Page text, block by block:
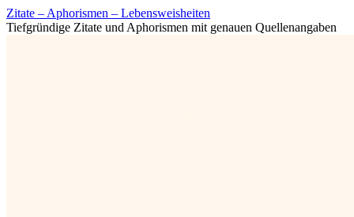
Zitate – Aphorismen – Lebensweisheiten
Tiefgründige Zitate und Aphorismen mit genauen Quellenangaben